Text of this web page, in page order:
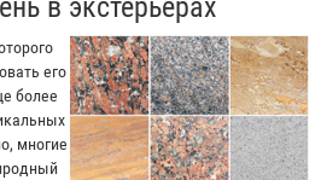
в экстерьерах
его
более
многие